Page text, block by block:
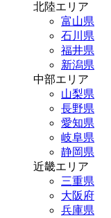
北陸エリア
富山県
石川県
福井県
新潟県
中部エリア
山梨県
長野県
愛知県
岐阜県
静岡県
近畿エリア
三重県
大阪府
兵庫県